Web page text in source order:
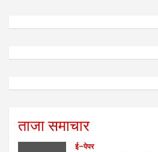
ताजा समाचार
ई–पेपर